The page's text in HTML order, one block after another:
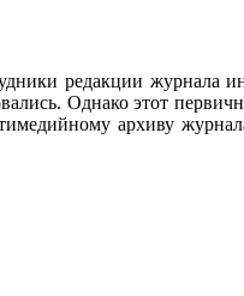
редакции журнала
Однако этот
архиву